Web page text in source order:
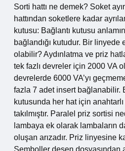
Sorti hattı ne demek? Soket
hattından soketlere kadar
kutusu: Bağlantı kutusu
bağlandığı kutudur. Bir linyede
olabilir? Aydınlatma ve priz
tek fazlı devreler için 2000 VA
devrelerde 6000 VA’yı
fazla 7 adet insert bağlanabilir.
kutusunda her hat için
takılmıştır. Paralel priz sortisi
lambaya ek olarak lambaların
oluşan arızadır. Priz linyesine
Semboller desen dosyasından